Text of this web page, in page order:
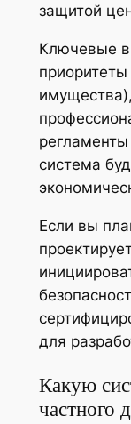
защитой
Ключевые
система
Если вы
для
Какую
частного